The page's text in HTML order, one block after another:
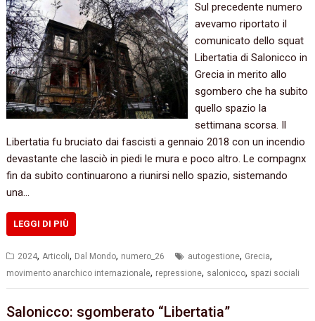
Sul precedente numero
avevamo riportato il
comunicato dello squat
Libertatia di Salonicco in
Grecia in merito allo
sgombero che ha subito
quello spazio la
settimana scorsa. Il
Libertatia fu bruciato dai fascisti a gennaio 2018 con un incendio
devastante che lasciò in piedi le mura e poco altro. Le compagnx
fin da subito continuarono a riunirsi nello spazio, sistemando
una…
LEGGI DI PIÙ
2024,Articoli, Dal Mondo, numero_26 autogestione, Grecia,
movimento anarchico internazionale, repressione, salonicco, spazi sociali
Salonicco: sgomberato “Libertatia”